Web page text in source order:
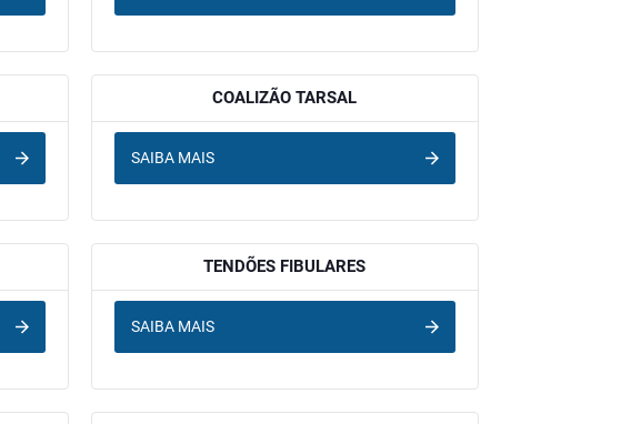
COALIZÃO TARSAL
SAIBA MAIS
TENDÕES FIBULARES
SAIBA MAIS